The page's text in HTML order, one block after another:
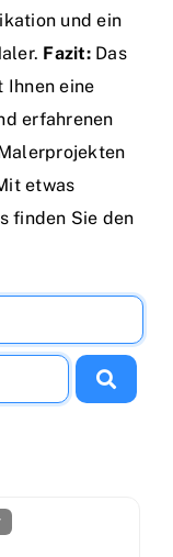
und ein
Fazit:Das
Ihnen eine
erfahrenen
etwas
finden Sie den